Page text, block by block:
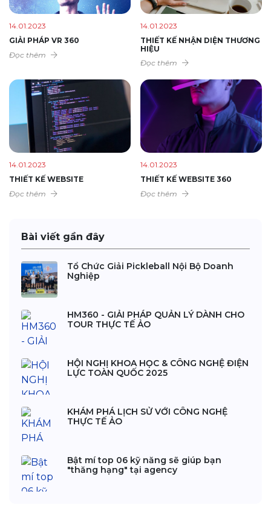
14.01.2023
GIẢI PHÁP VR 360
Đọc thêm
14.01.2023
THIẾT KẾ NHẬN DIỆN THƯƠNG
HIỆU
Đọc thêm
14.01.2023
THIẾT KẾ WEBSITE
Đọc thêm
14.01.2023
THIẾT KẾ WEBSITE 360
Đọc thêm
Bài viết gần đây
Tổ Chức Giải Pickleball Nội Bộ Doanh
Nghiệp
HM360 - GIẢI PHÁP QUẢN LÝ DÀNH CHO
TOUR THỰC TẾ ẢO
HỘI NGHỊ KHOA HỌC & CÔNG NGHỆ ĐIỆN
LỰC TOÀN QUỐC 2025
KHÁM PHÁ LỊCH SỬ VỚI CÔNG NGHỆ
THỰC TẾ ẢO
Bật mí top 06 kỹ năng sẽ giúp bạn
"thăng hạng" tại agency